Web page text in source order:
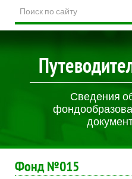
по
сайту
Сведения
Фонд №015